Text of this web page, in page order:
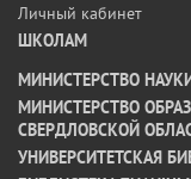
Личный кабинет
ШКОЛАМ
МИНИСТЕРСТВО
МИНИСТЕРСТВО
СВЕРДЛОВСКОЙ
УНИВЕРСИТЕТСКАЯ